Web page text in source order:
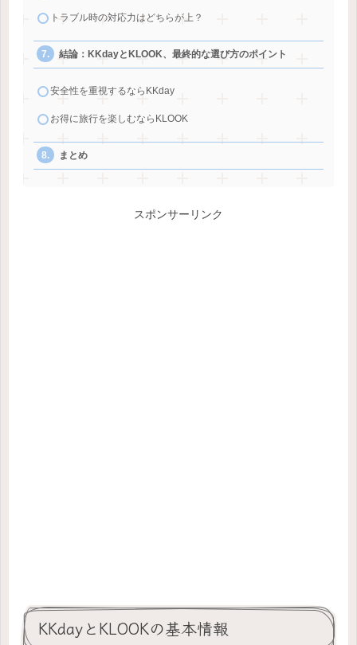
トラブル時の対応力はどちらが上？
結論：KKdayとKLOOK、最終的な選び方のポイント
安全性を重視するならKKday
お得に旅行を楽しむならKLOOK
まとめ
スポンサーリンク
KKdayとKLOOKの基本情報